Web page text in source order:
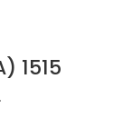
1515